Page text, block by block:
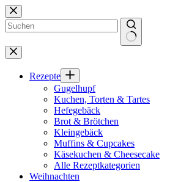
Zum
Inhalt
springen
Keine
Ergebnisse
Rezepte
Gugelhupf
Kuchen, Torten & Tartes
Hefegebäck
Brot & Brötchen
Kleingebäck
Muffins & Cupcakes
Käsekuchen & Cheesecake
Alle Rezeptkategorien
Weihnachten